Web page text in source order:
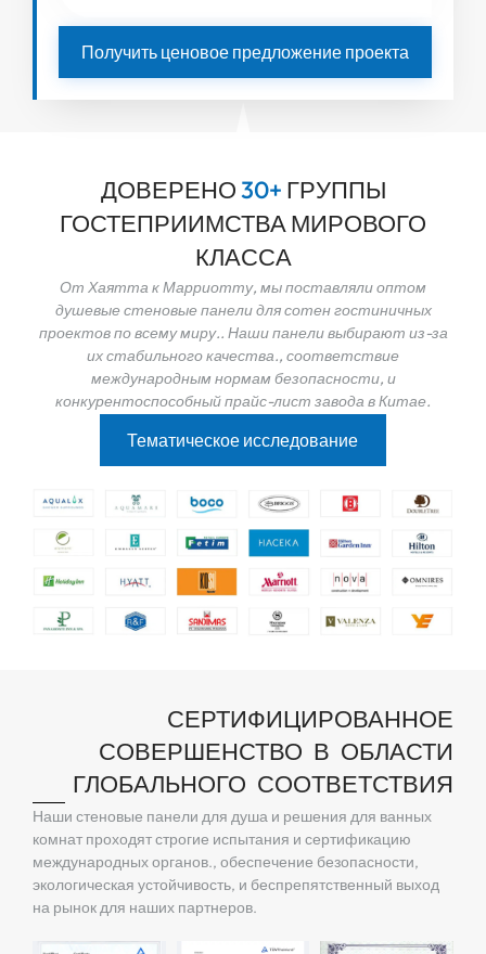
Получить ценовое предложение проекта
ДОВЕРЕНО30+ ГРУППЫ
ГОСТЕПРИИМСТВА МИРОВОГО
КЛАССА
От Хаятта к Марриотту, мы поставляли оптом
душевые стеновые панели для сотен гостиничных
проектов по всему миру.. Наши панели выбирают из-за
их стабильного качества., соответствие
международным нормам безопасности, и
конкурентоспособный прайс-лист завода в Китае.
Тематическое исследование
СЕРТИФИЦИРОВАННОЕ
СОВЕРШЕНСТВО В ОБЛАСТИ
ГЛОБАЛЬНОГО СООТВЕТСТВИЯ
Наши стеновые панели для душа и решения для ванных
комнат проходят строгие испытания и сертификацию
международных органов., обеспечение безопасности,
экологическая устойчивость, и беспрепятственный выход
на рынок для наших партнеров.